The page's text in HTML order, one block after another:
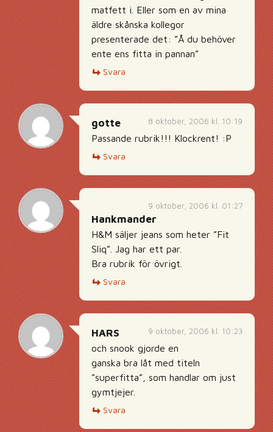
matfett i. Eller som en av mina
äldre skånska kollegor
presenterade det: ”Å du behöver
ente ens fitta in pannan”
Svara
8 oktober, 2006 kl. 10:19
gotte
Passande rubrik!!! Klockrent! :P
Svara
9 oktober, 2006 kl. 01:27
Hankmander
H&M säljer jeans som heter ”Fit
Sliq”. Jag har ett par.
Bra rubrik för övrigt.
Svara
9 oktober, 2006 kl. 10:23
HARS
och snook gjorde en
ganska bra låt med titeln
”superfitta”, som handlar om just
gymtjejer.
Svara